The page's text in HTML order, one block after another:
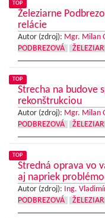
TOP
Železiarne
relácie
Autor (zdroj): Mgr. Milan
PODBREZOVÁ
TOP
Strecha na budove
rekonštrukciou
Autor (zdroj): Mgr. Milan
PODBREZOVÁ
TOP
Stredná oprava vo
aj napriek
Autor (zdroj): Ing.
PODBREZOVÁ